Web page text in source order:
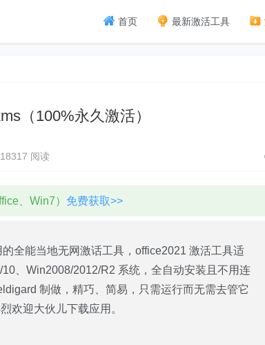
首页 最新激活工具
（100%永久激活）
阅读
、Win7） 免费获取>>
全能当地无网激话工具，office2021 激活工具适
、Win2008/2012/R2 系统，全自动安装且不用连
制做，精巧、简易，只需运行而无需去管它
欢迎大伙儿下载应用。